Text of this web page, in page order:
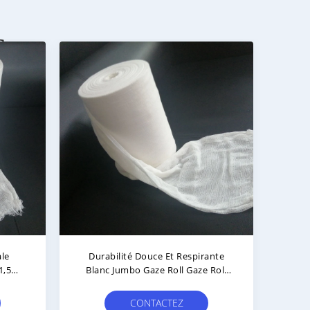
Durabilité Douce Et Respirante
Blanc Jumbo Gaze Roll Gaze Roll
CONTACTEZ